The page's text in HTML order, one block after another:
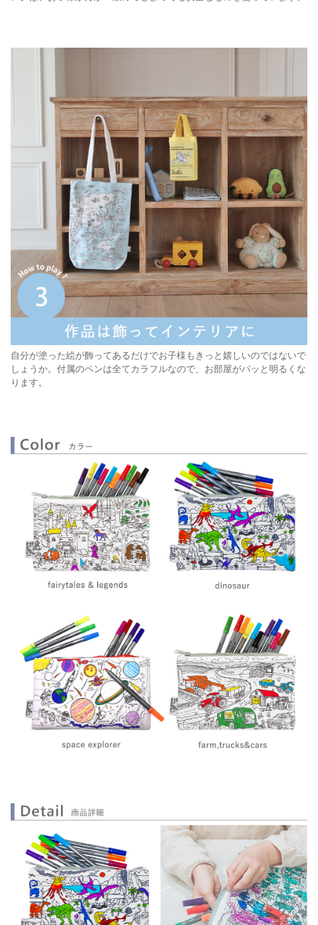
自分が塗った絵が飾ってあるだけでお子様もきっと嬉しいのではないで
しょうか。付属のペンは全てカラフルなので、お部屋がパッと明るくな
ります。